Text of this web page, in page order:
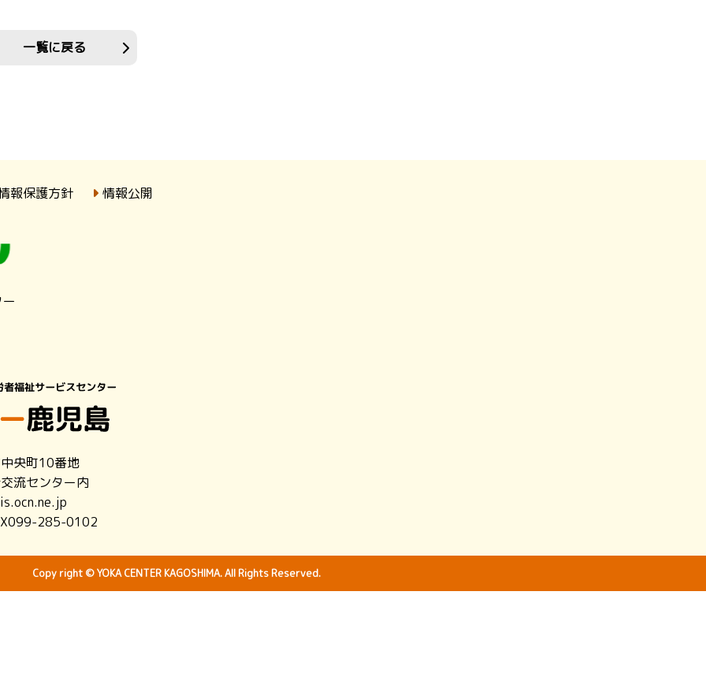
一覧に戻る
報保護方針 情報公開
央町10番地
流センター内
285-0102
Copy right © YOKA CENTER KAGOSHIMA. All Rights Reserved.